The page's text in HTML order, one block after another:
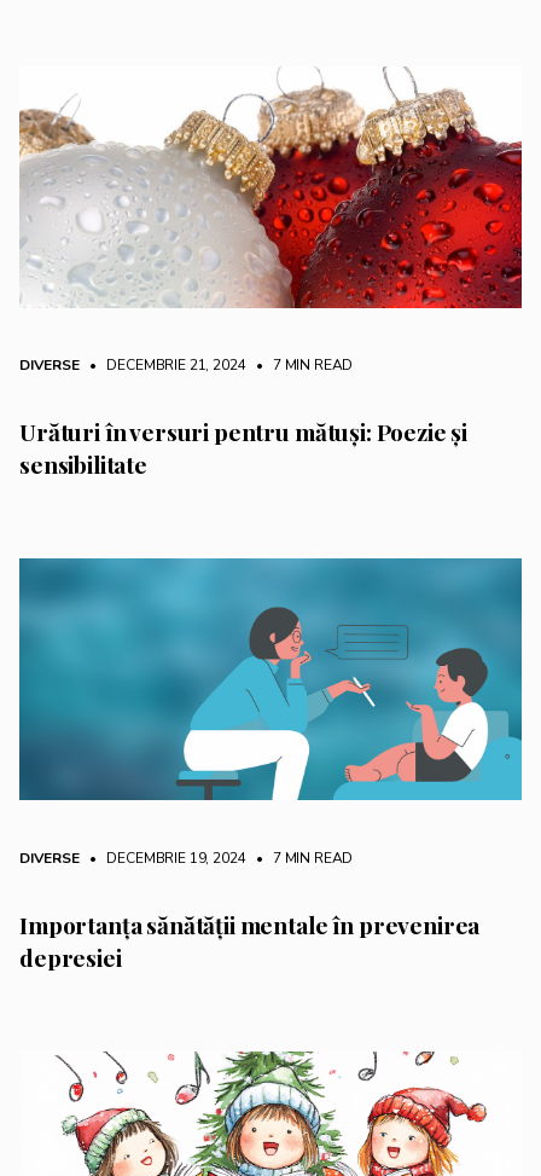
DIVERSE • DECEMBRIE 21, 2024 • 7 MIN READ
Urături în versuri pentru mătuși: Poezie și
sensibilitate
DIVERSE • DECEMBRIE 19, 2024 • 7 MIN READ
Importanța sănătății mentale în prevenirea
depresiei